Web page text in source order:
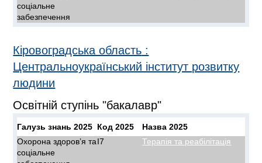
соціальне
забезпечення
Кіровоградська область :
Центральноукраїнський інститут розвитку
людини
Освітній ступінь "бакалавр"
Галузь знань 2025 Код 2025
Назва 2025
Охорона здоров’я та
соціальне
I7 Терапія та реабілітація